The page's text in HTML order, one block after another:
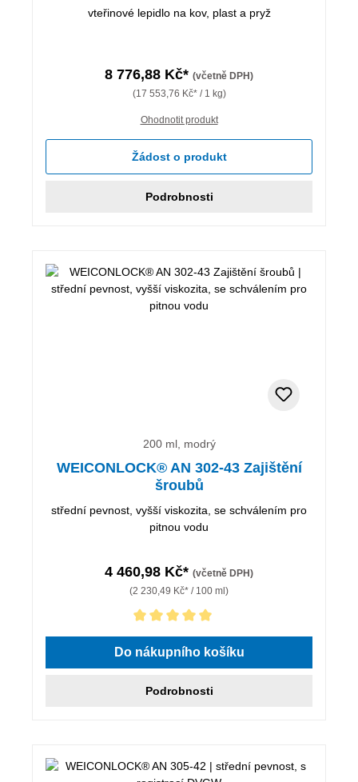
vteřinové lepidlo na kov, plast a pryž
8 776,88 Kč* (včetně DPH)
(17 553,76 Kč* / 1 kg)
Ohodnotit produkt
Žádost o produkt
Podrobnosti
200 ml, modrý
WEICONLOCK® AN 302-43 Zajištění
šroubů
střední pevnost, vyšší viskozita, se schválením pro
pitnou vodu
4 460,98 Kč* (včetně DPH)
(2 230,49 Kč* / 100 ml)
Průměrné hodnocení 5 z 5 hvězd
Do nákupního košíku
Podrobnosti